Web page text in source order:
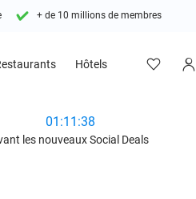
+ de 10 millions de membres
Hôtels
01:11:36
les nouveaux Social Deals